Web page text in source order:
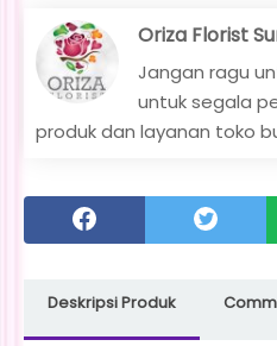
Oriza Florist
Jangan ragu
untuk segala
produk dan layanan toko
Deskripsi Produk